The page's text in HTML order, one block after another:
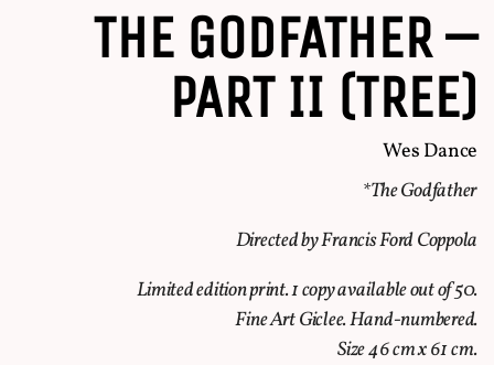
THE GODFATHER –
PART II (TREE)
Wes Dance
*The Godfather
Directed by Francis Ford Coppola
Limited edition print. 1 copy available out of 50.
Fine Art Giclee. Hand-numbered.
Size 46 cm x 61 cm.